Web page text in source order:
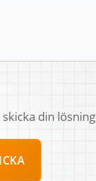
din lösning